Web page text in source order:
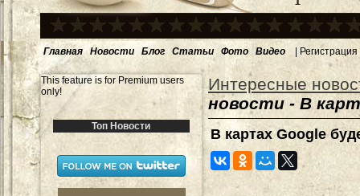
Главная Новости Блог Статьи Фото Видео | Регистрация
This feature is for Premium users
only!
Топ Новости
Интересные
новости - В
В картах Google